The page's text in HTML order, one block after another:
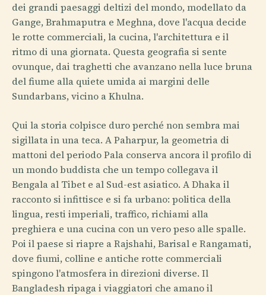
dei grandi paesaggi deltizi del mondo, modellato da
Gange, Brahmaputra e Meghna, dove l'acqua decide
le rotte commerciali, la cucina, l'architettura e il
ritmo di una giornata. Questa geografia si sente
ovunque, dai traghetti che avanzano nella luce bruna
del fiume alla quiete umida ai margini delle
Sundarbans, vicino a Khulna.
Qui la storia colpisce duro perché non sembra mai
sigillata in una teca. A Paharpur, la geometria di
mattoni del periodo Pala conserva ancora il profilo di
un mondo buddista che un tempo collegava il
Bengala al Tibet e al Sud-est asiatico. A Dhaka il
racconto si infittisce e si fa urbano: politica della
lingua, resti imperiali, traffico, richiami alla
preghiera e una cucina con un vero peso alle spalle.
Poi il paese si riapre a Rajshahi, Barisal e Rangamati,
dove fiumi, colline e antiche rotte commerciali
spingono l'atmosfera in direzioni diverse. Il
Bangladesh ripaga i viaggiatori che amano il